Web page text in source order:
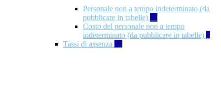
Personale non a tempo indeterminato (da
pubblicare in tabelle) 11
Costo del personale non a tempo
indeterminato (da pubblicare in tabelle) 8
Tassi di assenza 12